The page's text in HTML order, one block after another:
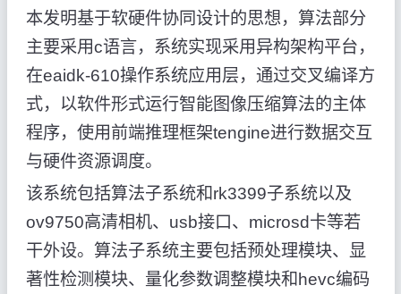
本发明基于软硬件协同设计的思想，算法部分
主要采用c语言，系统实现采用异构架构平台，
在eaidk-610操作系统应用层，通过交叉编译方
式，以软件形式运行智能图像压缩算法的主体
程序，使用前端推理框架tengine进行数据交互
与硬件资源调度。
该系统包括算法子系统和rk3399子系统以及
ov9750高清相机、usb接口、microsd卡等若
干外设。算法子系统主要包括预处理模块、显
著性检测模块、量化参数调整模块和hevc编码